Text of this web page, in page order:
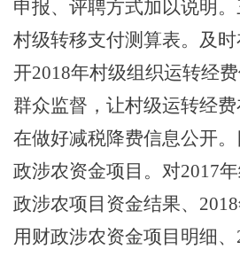
申报、评聘方式加以说明
村级转移支付测算表。及
开2018年村级组织运转经
群众监督，让村级运转经费
在做好减税降费信息公开。
政涉农资金项目。对2017
政涉农项目资金结果、
用财政涉农资金项目明细